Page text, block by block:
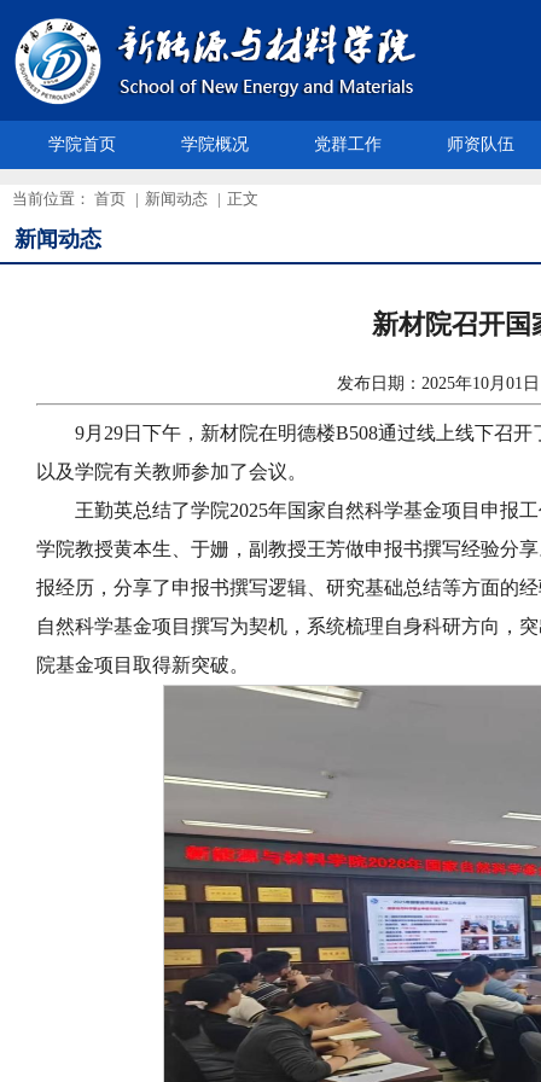
学院首页 学院概况 党群工作 师资队伍
当前位置： 首页 | 新闻动态 | 正文
新闻动态
新材院召开国
发布日期：2025年10月
9月29日下午，新材院在明德楼B508通过线上线下召
以及学院有关教师参加了会议。
王勤英总结了学院2025年国家自然科学基金项目申报
学院教授黄本生、于姗，副教授王芳做申报书撰写经验分
报经历，分享了申报书撰写逻辑、研究基础总结等方面的
自然科学基金项目撰写为契机，系统梳理自身科研方向，
院基金项目取得新突破。